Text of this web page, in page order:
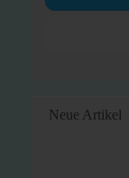
Neue Artikel